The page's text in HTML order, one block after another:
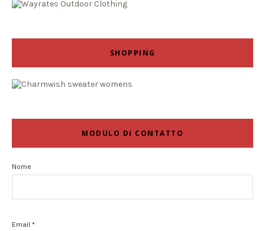
SHOPPING
MODULO DI CONTATTO
Nome
Email *